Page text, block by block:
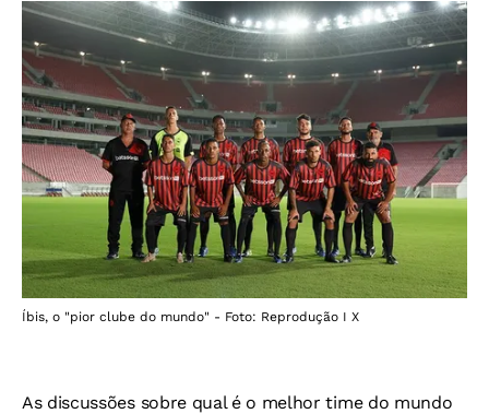
Íbis, o "pior clube do mundo" - Foto: Reprodução I X
As discussões sobre qual é o melhor time do mundo